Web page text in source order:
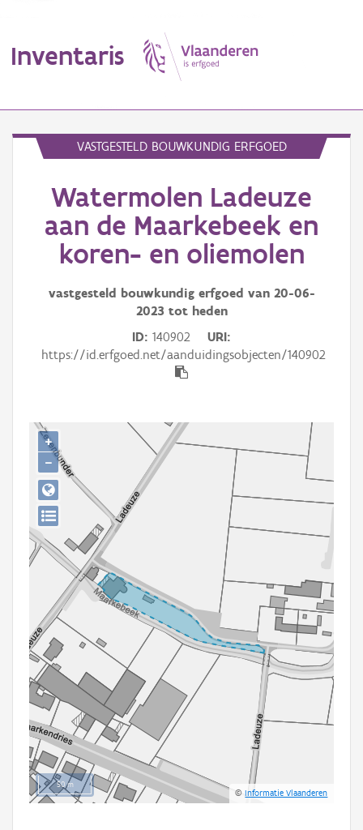
Inventaris
Erfgoedobject
Aanduidingsobject
Waarneming
Hergebruik
Aanmelden
VASTGESTELD BOUWKUNDIG ERFGOED
Watermolen Ladeuze
aan de Maarkebeek en
koren- en oliemolen
vastgesteld bouwkundig erfgoed van 20-06-
2023 tot heden
ID 140902
URI
https://id.erfgoed.net/aanduidingsobjecten/140902
50 m
©Informatie Vlaanderen
+
−